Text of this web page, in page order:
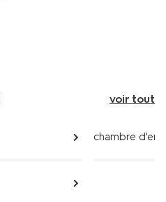
voir tout
chambre